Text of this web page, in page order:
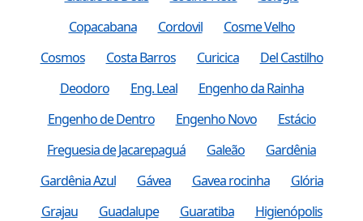
Copacabana
Cordovil
Cosme Velho
Cosmos
Costa Barros Curicica
Del Castilho
Deodoro
Eng. Leal
Engenho da Rainha
Engenho de Dentro
Engenho Novo
Estácio
Freguesia de Jacarepaguá
Galeão
Gardênia
Gardênia Azul
Gávea Gavea rocinha
Glória
Grajau
Guadalupe Guaratiba
Higienópolis